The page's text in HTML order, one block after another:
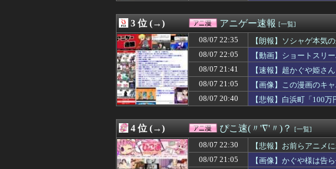
08/07 22:22
女子生徒「土下座しながらオ○ニー
08/07 22:20
ぜんじろう「高市さんの被災地視察
08/07 22:20
韓国人「韓国代表がロンドン五輪銅
08/07 22:19
【画像】爆乳コスプレイヤーさん、
08/07 22:16
【速報】サウジ パキスタン トルコ３
08/07 22:16
【徹底議論】「日本をダメにした総
08/07 22:15
P「おちんちんルーレットスタート！
08/07 22:15
辛い物が苦手な彼女。「家のカレー
08/07 22:15
楽天イーグルス、日ハム打線に5死球
08/07 22:15
【画像】人気グラドル「お風呂なう
08/07 22:13
東大調査「外国人受け入れ反対」大
08/07 22:12
【悲報】大物ミュージシャンSUGIZO
08/07 22:12
旦那に身体を求められるのがツラい
08/07 22:11
レインボー池田、アナウンサーと結
3 位 (→) アニゲー速報 [一覧]
08/07 22:35
【朗報】ソシャゲ本気
08/07 22:05
【動画】ショートスリ
08/07 21:41
【速報】超かぐや姫さ
08/07 21:05
【画像】この漫画のキ
08/07 20:40
【悲報】白浜町「100
4 位 (→) ぴこ速(〃'∇'〃)？ [一覧]
08/07 22:30
【悲報】お前らアニメ
08/07 21:05
【画像】かぐや様は告